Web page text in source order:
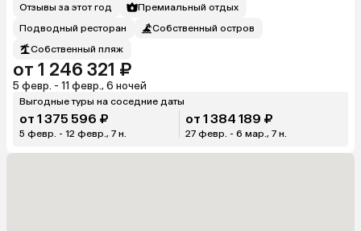
Отзывы за этот год
Премиальный отдых
Подводный ресторан
Собственный остров
Собственный пляж
от 1 246 321 ₽
5 февр. - 11 февр., 6 ночей
Выгодные туры на соседние даты
от 1 375 596 ₽
5 февр. - 12 февр., 7 н.
от 1 384 189 ₽
27 февр. - 6 мар., 7 н.